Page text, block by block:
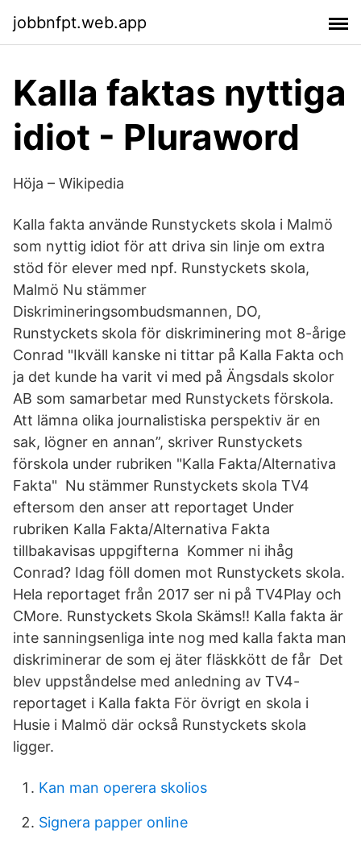
jobbnfpt.web.app
Kalla faktas nyttiga
idiot - Pluraword
Höja – Wikipedia
Kalla fakta använde Runstyckets skola i Malmö
som nyttig idiot för att driva sin linje om extra
stöd för elever med npf. Runstyckets skola,
Malmö Nu stämmer
Diskrimineringsombudsmannen, DO,
Runstyckets skola för diskriminering mot 8-årige
Conrad "Ikväll kanske ni tittar på Kalla Fakta och
ja det kunde ha varit vi med på Ängsdals skolor
AB som samarbetar med Runstyckets förskola.
Att lämna olika journalistiska perspektiv är en
sak, lögner en annan”, skriver Runstyckets
förskola under rubriken "Kalla Fakta/Alternativa
Fakta" Nu stämmer Runstyckets skola TV4
eftersom den anser att reportaget Under
rubriken Kalla Fakta/Alternativa Fakta
tillbakavisas uppgifterna Kommer ni ihåg
Conrad? Idag föll domen mot Runstyckets skola.
Hela reportaget från 2017 ser ni på TV4Play och
CMore. Runstyckets Skola Skäms!! Kalla fakta är
inte sanningsenliga inte nog med kalla fakta man
diskriminerar de som ej äter fläskkött de får Det
blev uppståndelse med anledning av TV4-
reportaget i Kalla fakta För övrigt en skola i
Husie i Malmö där också Runstyckets skola
ligger.
Kan man operera skolios
Signera papper online